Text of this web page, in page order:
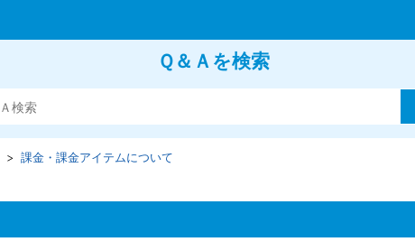
Ｑ＆Ａを検索
課金・課金アイテムについて